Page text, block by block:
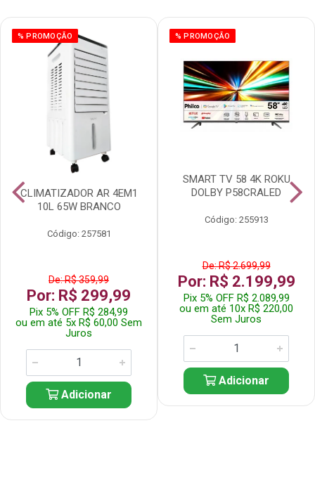
% PROMOÇÃO
CLIMATIZADOR AR 4EM1
10L 65W BRANCO
Código: 257581
De: R$ 359,99
Por: R$ 299,99
Pix 5% OFF R$ 284,99
ou em até 5x R$ 60,00 Sem
Juros
Adicionar
% PROMOÇÃO
SMART TV 58 4K ROKU
DOLBY P58CRALED
Código: 255913
De: R$ 2.699,99
Por: R$ 2.199,99
Pix 5% OFF R$ 2.089,99
ou em até 10x R$ 220,00
Sem Juros
Adicionar